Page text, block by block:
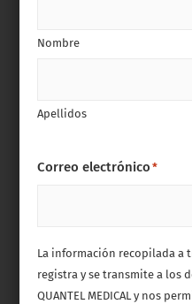
Nombre
Apellidos
La información recopilada a
registra y se transmite a los
QUANTEL MEDICAL y nos
Correo electrónico *